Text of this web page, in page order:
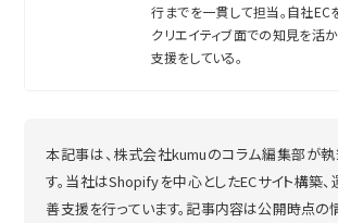
行までを一貫して担当。自社EC
クリエイティブ面での知見を活
支援をしている。
本記事は、株式会社kumuのコラム編集部が執
す。当社はShopifyを中心としたECサイト構築
善支援を行っています。記事内容は公開時点の